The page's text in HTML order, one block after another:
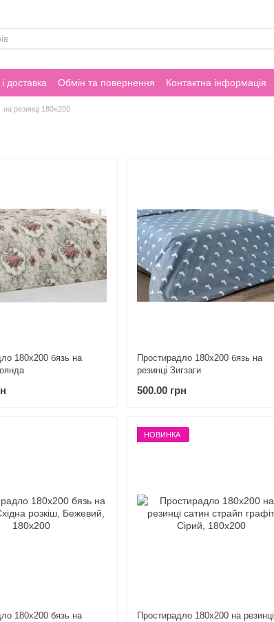
доставка Обмін та повернення Контактна інформація
на резинці 180х200
180х200 бязь на
Простирадло 180х200 бязь на
резинці Зигзаги
500.00 грн
180х200 бязь на
НОВИНКА
Простирадло 180х200 на резинці